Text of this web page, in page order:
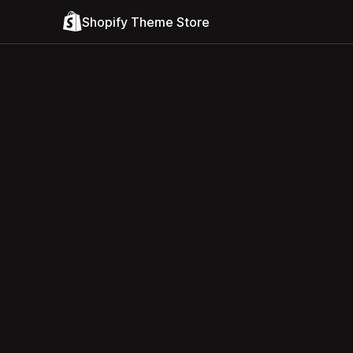
Shopify Theme Store